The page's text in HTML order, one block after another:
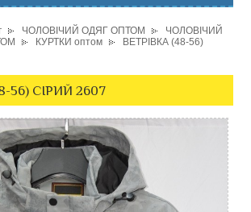
ЧОЛОВІЧИЙ ОДЯГ ОПТОМ
ЧОЛОВІЧИЙ
КУРТКИ оптом
ВЕТРІВКА (48-56)
56) СІРИЙ 2607